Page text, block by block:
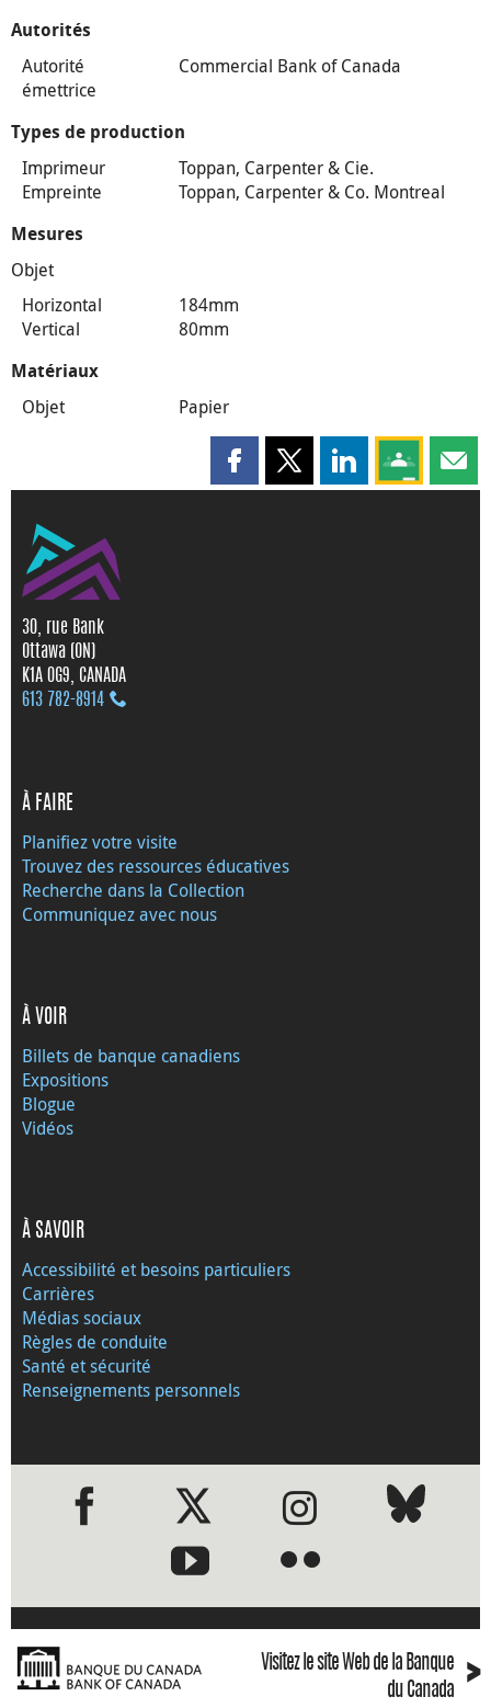
Autorités
Autorité
émettrice
Commercial Bank of Canada
Types de production
Imprimeur
Toppan, Carpenter & Cie.
Empreinte
Toppan, Carpenter & Co. Montreal
Mesures
Objet
Horizontal
184mm
Vertical
80mm
Matériaux
Objet Papier
Partager cette page sur
Partager cette page sur X
Partager cette
Partagez
30, rue Bank
Ottawa (ON)
K1A 0G9, CANADA
613 782‑8914
À FAIRE
Planifiez votre visite
Trouvez des ressources éducatives
Recherche dans la Collection
Communiquez avec nous
À VOIR
Billets de banque canadiens
Expositions
Blogue
Vidéos
À SAVOIR
Accessibilité et besoins particuliers
Carrières
Médias sociaux
Règles de conduite
Santé et sécurité
Renseignements personnels
●●
Visitez le site Web de la Banque
du Canada
›